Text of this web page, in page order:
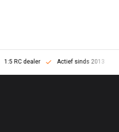
1:5 RC dealer Actief sinds 2013